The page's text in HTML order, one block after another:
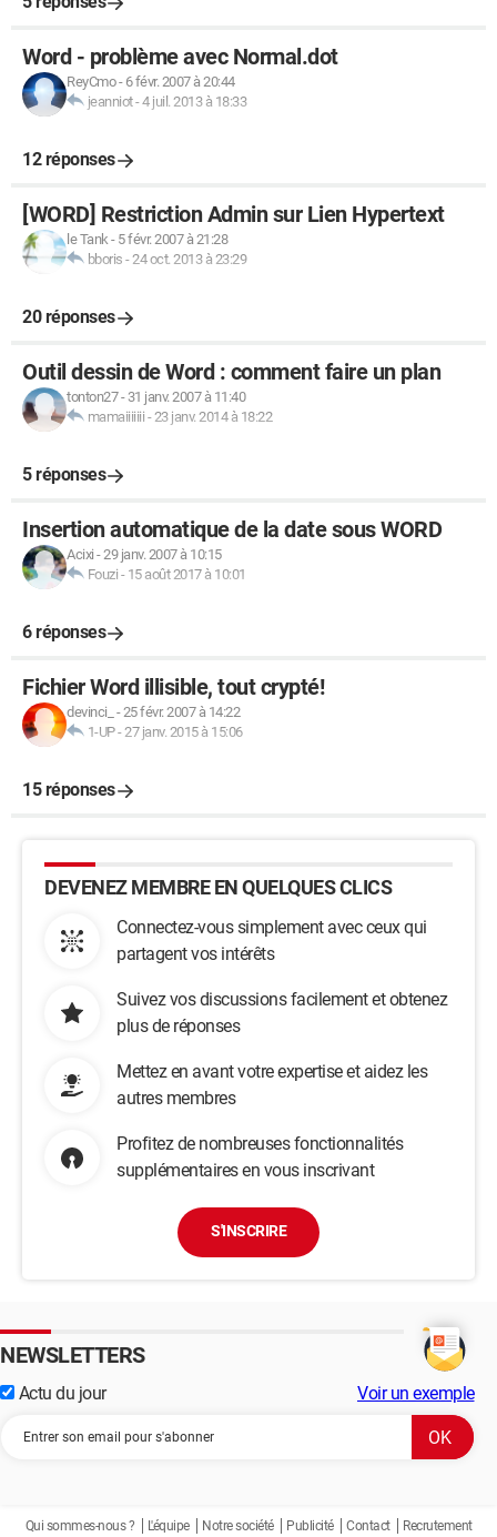
Word - problème avec Normal.dot
ReyCmo- 6 févr. 2007 à 20:44
jeanniot-4 juil. 2013 à 18:33
12 réponses
[WORD] Restriction Admin sur Lien Hypertext
le Tank- 5 févr. 2007 à 21:28
bboris -24 oct. 2013 à 23:29
20 réponses
Outil dessin de Word : comment faire un plan
tonton27- 31 janv. 2007 à 11:40
mamaiiiiiii -23 janv. 2014 à 18:22
5 réponses
Insertion automatique de la date sous WORD
Acixi -29 janv. 2007 à 10:15
Fouzi - 15 août 2017 à 10:01
6 réponses
Fichier Word illisible, tout crypté!
devinci_ -25 févr. 2007 à 14:22
1-UP-27 janv. 2015 à 15:06
15 réponses
DEVENEZ MEMBRE EN QUELQUES CLICS
Connectez-vous simplement avec ceux qui
partagent vos intérêts
Suivez vos discussions facilement et obtenez
plus de réponses
Mettez en avant votre expertise et aidez les
autres membres
Profitez de nombreuses fonctionnalités
supplémentaires en vous inscrivant
S'INSCRIRE
NEWSLETTERS
Actu du jour Voir un exemple
Qui sommes-nous ? L'équipe Notre société Publicité Contact Recrutement